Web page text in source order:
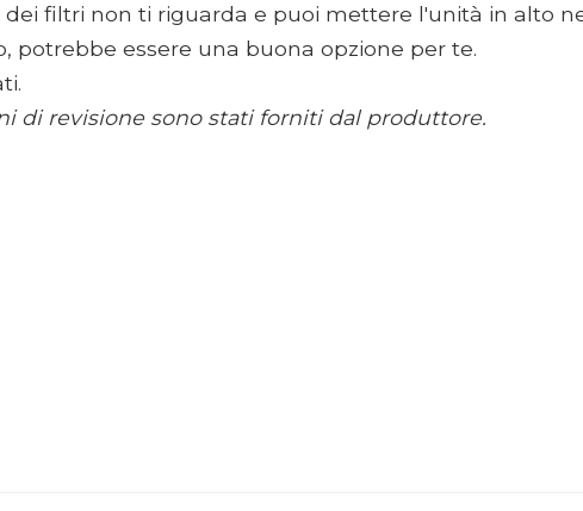
filtri non ti riguarda e puoi mettere l'unità in alto
potrebbe essere una buona opzione per te.
di revisione sono stati forniti dal produttore.